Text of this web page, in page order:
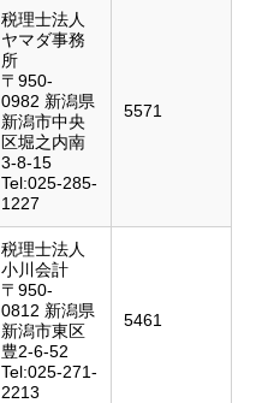
税理士法人
ヤマダ事務
所
〒950-
0982 新潟県
新潟市中央
区堀之内南
3-8-15
Tel:025-285-
1227
5571
税理士法人
小川会計
〒950-
0812 新潟県
新潟市東区
豊2-6-52
Tel:025-271-
2213
5461